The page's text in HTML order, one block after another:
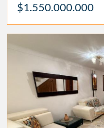
$1.550.000.000